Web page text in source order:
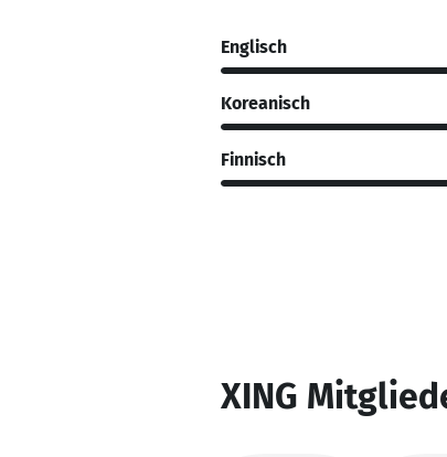
Englisch
Koreanisch
Finnisch
XING